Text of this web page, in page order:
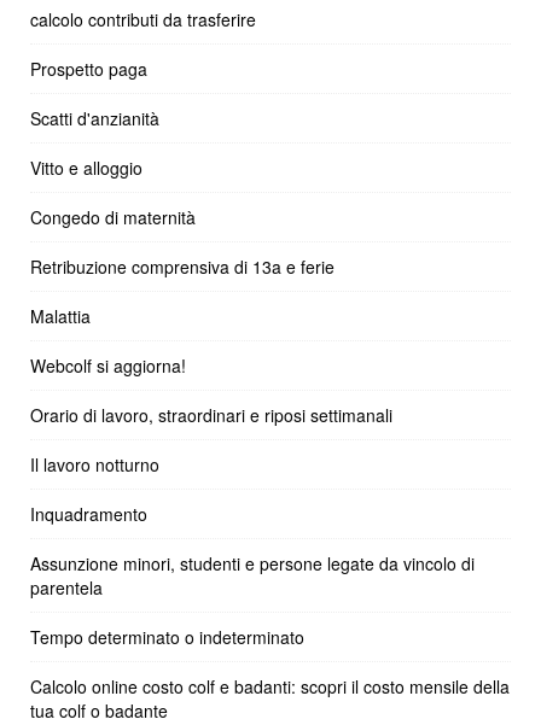
calcolo contributi da trasferire
Prospetto paga
Scatti d'anzianità
Vitto e alloggio
Congedo di maternità
Retribuzione comprensiva di 13a e ferie
Malattia
Webcolf si aggiorna!
Orario di lavoro, straordinari e riposi settimanali
Il lavoro notturno
Inquadramento
Assunzione minori, studenti e persone legate da vincolo di
parentela
Tempo determinato o indeterminato
Calcolo online costo colf e badanti: scopri il costo mensile della
tua colf o badante